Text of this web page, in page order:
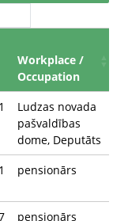
Workplace /
Occupation
Ludzas novada
pašvaldības
dome, Deputāts
pensionārs
pensionārs